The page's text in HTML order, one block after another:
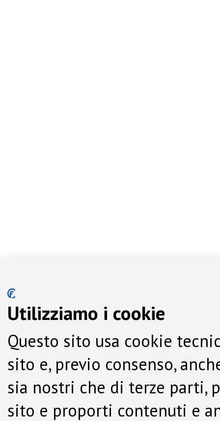
Utilizziamo i cookie
Questo sito usa cookie
sito e, previo consenso,
sia nostri che di terze parti,
sito e proporti contenuti e